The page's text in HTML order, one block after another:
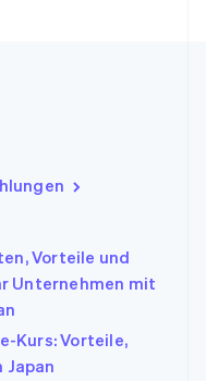
Vorteile und
Unternehmen mit
Kurs: Vorteile,
Japan